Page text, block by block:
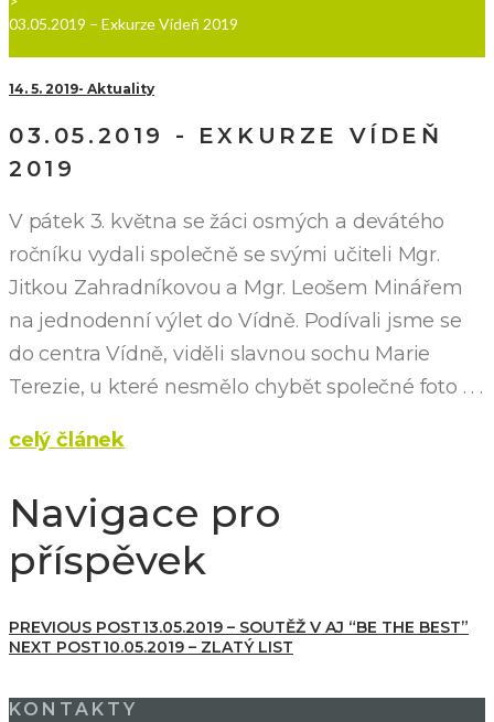
03.05.2019 – Exkurze Vídeň 2019
14. 5. 2019 Aktuality
03.05.2019 - EXKURZE VÍDEŇ
2019
V pátek 3. května se žáci osmých a devátého
ročníku vydali společně se svými učiteli Mgr.
Jitkou Zahradníkovou a Mgr. Leošem Minářem
na jednodenní výlet do Vídně. Podívali jsme se
do centra Vídně, viděli slavnou sochu Marie
Terezie, u které nesmělo chybět společné foto . . .
celý článek
Navigace pro
příspěvek
PREVIOUS POST13.05.2019 – SOUTĚŽ V AJ “BE THE BEST”
NEXT POST10.05.2019 – ZLATÝ LIST
KONTAKTY